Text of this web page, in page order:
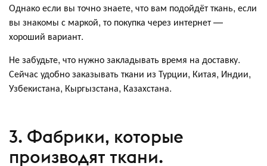
Однако если вы точно знаете, что вам подойдёт ткань, если
вы знакомы с маркой, то покупка через интернет —
хороший вариант.
Не забудьте, что нужно закладывать время на доставку.
Сейчас удобно заказывать ткани из Турции, Китая, Индии,
Узбекистана, Кыргызстана, Казахстана.
3. Фабрики, которые
производят ткани.